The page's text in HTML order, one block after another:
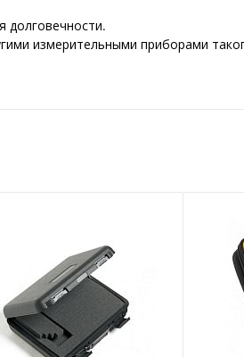
долговечности.
измерительными приборами